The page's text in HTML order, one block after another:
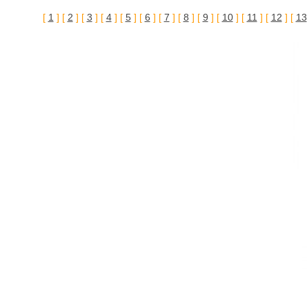
[ 1 ] [ 2 ] [ 3 ] [ 4] [ 5] [ 6 ] [ 7 ] [ 8 ] [ 9 ] [ 10] [ 11 ] [ 12 ] [ 13